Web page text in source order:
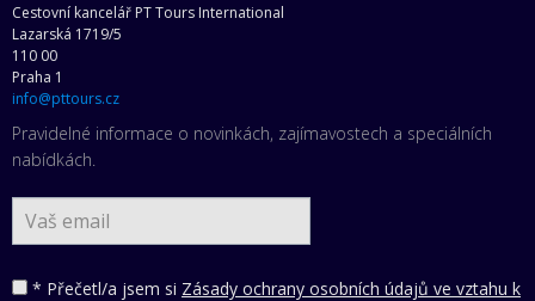
Cestovní kancelář PT Tours International
Lazarská 1719/5
110 00
Praha 1
info@pttours.cz
Pravidelné informace o novinkách, zajímavostech a speciálních
nabídkách.
* Přečetl/a jsem si Zásady ochrany osobních údajů ve vztahu k